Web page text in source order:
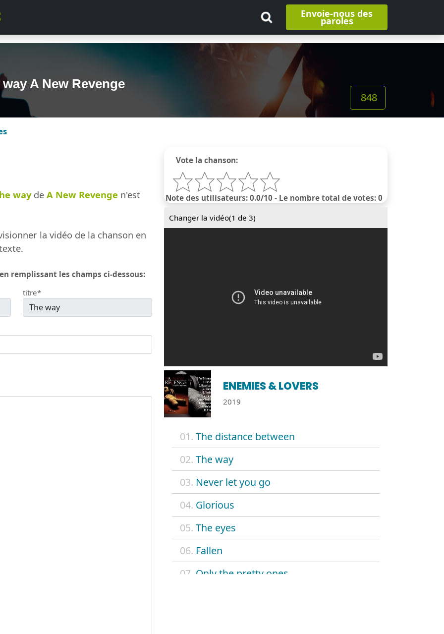
Envoie-nous des
paroles
A New Revenge
848
Vote la chanson:
Note des utilisateurs: 0.0/10 - Le nombre total de votes: 0
Changer la vidéo(1 de 3)
ENEMIES & LOVERS
2019
01. The distance between
02. The way
03. Never let you go
04. Glorious
05. The eyes
06. Fallen
07. Only the pretty ones
wayde A New Revenge n'est
la vidéo de la chanson en
remplissant les champs ci-dessous:
titre*